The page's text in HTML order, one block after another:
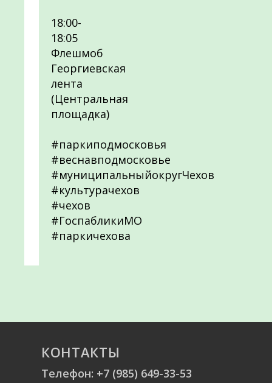
18:00-
18:05
Флешмоб
Георгиевская
лента
(Центральная
площадка)
#паркиподмосковья
#веснавподмосковье
#муниципальныйокругЧехов
#культурачехов
#чехов
#ГоспабликиМО
#паркичехова
КОНТАКТЫ
Телефон: +7 (985) 649-33-53